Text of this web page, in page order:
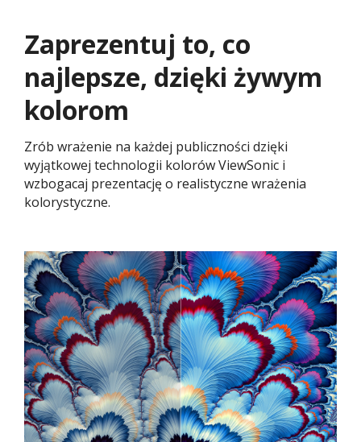
Zaprezentuj to, co
najlepsze, dzięki żywym
kolorom
Zrób wrażenie na każdej publiczności dzięki
wyjątkowej technologii kolorów ViewSonic i
wzbogacaj prezentację o realistyczne wrażenia
kolorystyczne.